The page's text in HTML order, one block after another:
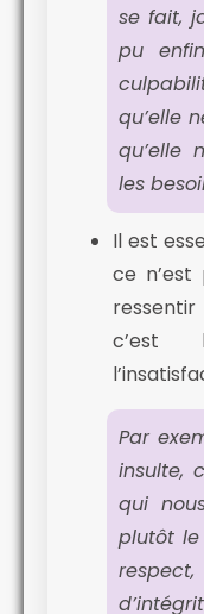
se fait,
pu
qu’elle
qu’elle
les
Il est
ce n’est
c’est
Par
insulte,
qui
plutôt